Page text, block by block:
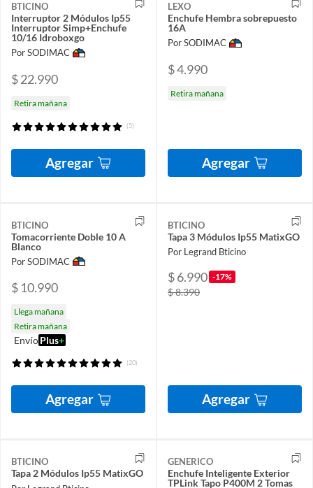
BTICINO
Interruptor 2 Módulos Ip55
Interruptor Simp+Enchufe
10/16 Idroboxgo
Por SODIMAC
$ 22.990
Retira mañana
(5)
Agregar
LEXO
Enchufe Hembra sobrepuesto
16A
Por SODIMAC
$ 4.990
Retira mañana
Agregar
BTICINO
Tomacorriente Doble 10 A
Blanco
Por SODIMAC
$ 10.990
Llega mañana
Retira mañana
EnvíoPlus+
(20)
Agregar
BTICINO
Tapa 3 Módulos Ip55 MatixGO
Por Legrand Bticino
$ 6.990 -17%
$ 8.390
Agregar
BTICINO
Tapa 2 Módulos Ip55 MatixGO
GENERICO
Enchufe Inteligente Exterior
TPLink Tapo P400M 2 Tomas